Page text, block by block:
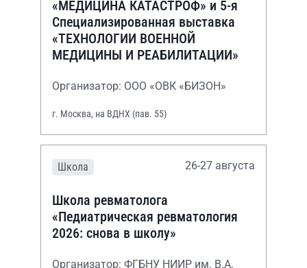
«МЕДИЦИНА КАТАСТРОФ» и 5-я
Специализированная выставка
«ТЕХНОЛОГИИ ВОЕННОЙ
МЕДИЦИНЫ И РЕАБИЛИТАЦИИ»
Организатор: ООО «ОВК «БИЗОН»
г. Москва, на ВДНХ (пав. 55)
Школа 26-27 августа
Школа ревматолога
«Педиатрическая ревматология
2026: снова в школу»
Организатор: ФГБНУ НИИР им. В.А.